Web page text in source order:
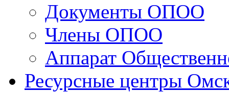
Документы ОПОО
Члены ОПОО
Аппарат
Ресурсные центры